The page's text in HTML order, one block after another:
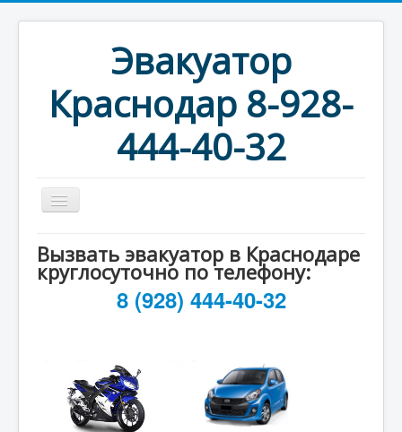
Эвакуатор
Краснодар 8-928-
444-40-32
Услуги и Цены
Контакты
Вызвать эвакуатор в Краснодаре
круглосуточно по телефону:
8 (928) 444-40-32